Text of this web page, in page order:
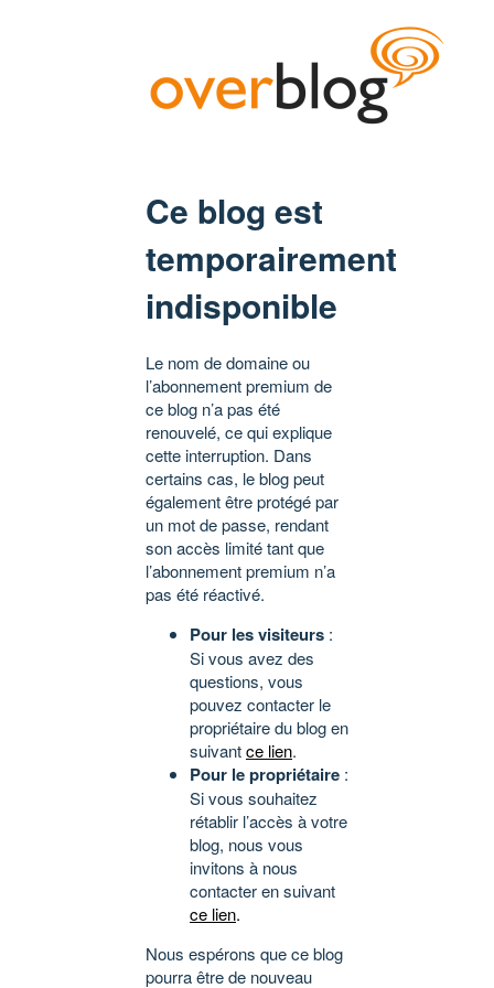
Ce blog est
temporairement
indisponible
Le nom de domaine ou
l’abonnement premium de
ce blog n’a pas été
renouvelé, ce qui explique
cette interruption. Dans
certains cas, le blog peut
également être protégé par
un mot de passe, rendant
son accès limité tant que
l’abonnement premium n’a
pas été réactivé.
Pour les visiteurs :
Si vous avez des
questions, vous
pouvez contacter le
propriétaire du blog en
suivantce lien.
Pour le propriétaire :
Si vous souhaitez
rétablir l’accès à votre
blog, nous vous
invitons à nous
contacter en suivant
ce lien.
Nous espérons que ce blog
pourra être de nouveau